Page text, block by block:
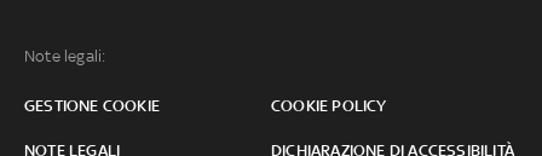
Note legali:
GESTIONE COOKIE COOKIE POLICY
NOTE LEGALI DICHIARAZIONE DI ACCESSIBILITÀ